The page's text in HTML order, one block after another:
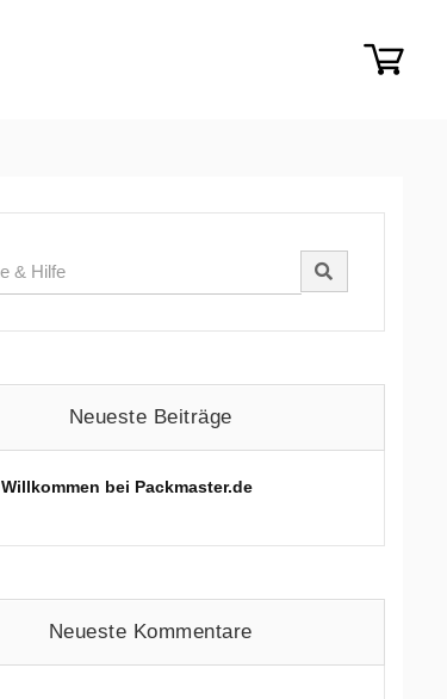
Neueste Beiträge
Willkommen bei Packmaster.de
Neueste Kommentare